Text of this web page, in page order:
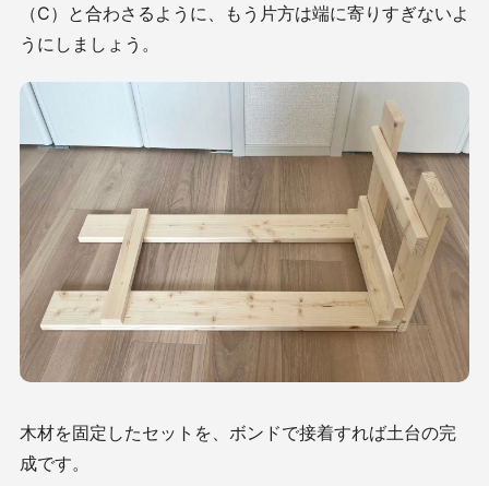
（C）と合わさるように、もう片方は端に寄りすぎないよ
うにしましょう。
木材を固定したセットを、ボンドで接着すれば土台の完
成です。